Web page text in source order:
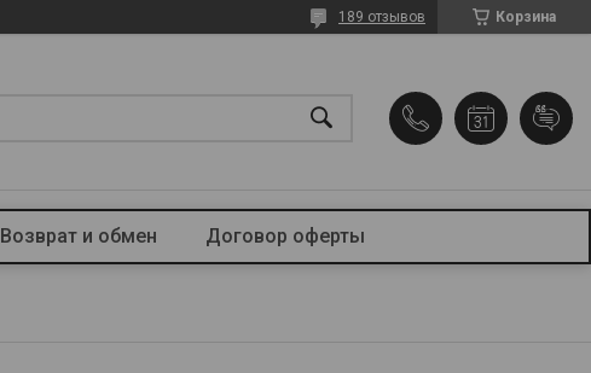
Корзина
189 отзывов
Возврат и обмен Договор оферты